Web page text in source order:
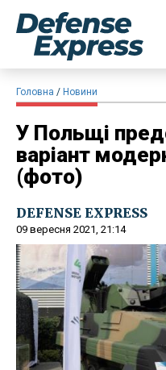
Головна Новини
У Польщі
варіант
(фото)
DEFENSE EXPRESS
09 вересня 2021, 21:14